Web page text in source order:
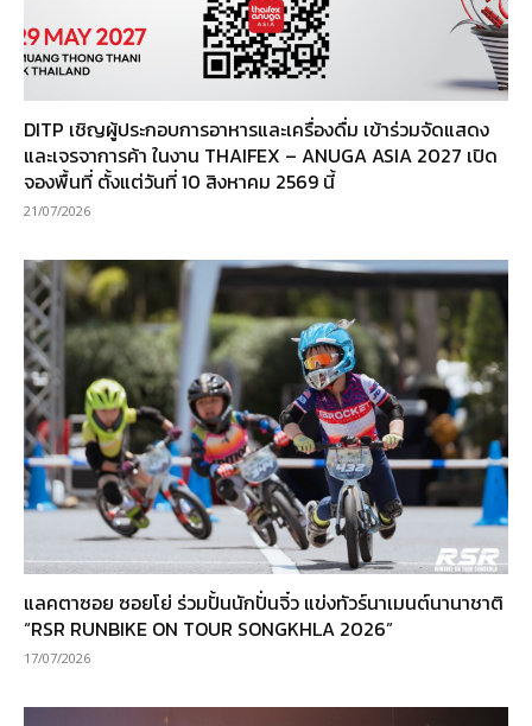
DITP เชิญผู้ประกอบการอาหารและเครื่องดื่ม เข้าร่วมจัดแสดง
และเจรจาการค้า ในงาน THAIFEX – ANUGA ASIA 2027 เปิด
จองพื้นที่ ตั้งแต่วันที่ 10 สิงหาคม 2569 นี้
21/07/2026
แลคตาซอย ซอยโย่ ร่วมปั้นนักปั่นจิ๋ว แข่งทัวร์นาเมนต์นานาชาติ
“RSR RUNBIKE ON TOUR SONGKHLA 2026”
17/07/2026